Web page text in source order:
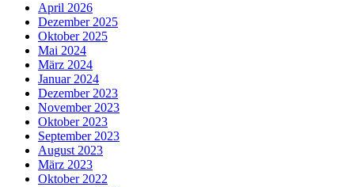
April 2026
Dezember 2025
Oktober 2025
Mai 2024
März 2024
Januar 2024
Dezember 2023
November 2023
Oktober 2023
September 2023
August 2023
März 2023
Oktober 2022